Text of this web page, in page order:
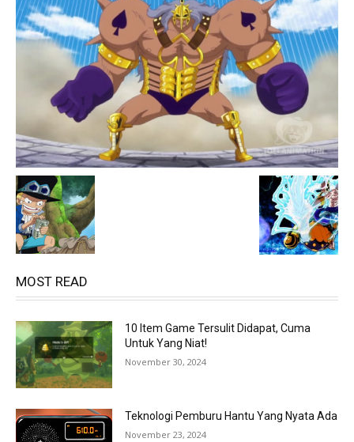
MOST READ
10 Item Game Tersulit Didapat, Cuma
Untuk Yang Niat!
November 30, 2024
Teknologi Pemburu Hantu Yang Nyata Ada
November 23, 2024